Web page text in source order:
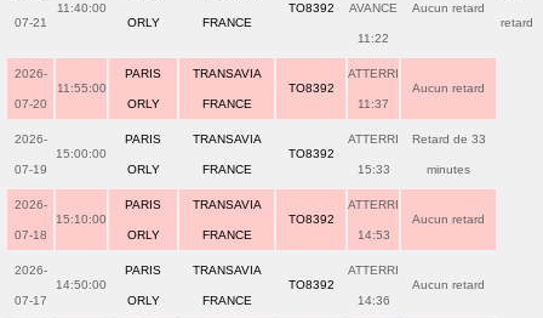
07-21
11:40:00
ORLY FRANCE
TO8392 AVANCE
11:22
Aucun retard
retard
2026-
07-20
11:55:00
PARIS
ORLY
TRANSAVIA
FRANCE
TO8392
ATTERRI
11:37
Aucun retard
2026-
07-19
15:00:00
PARIS
ORLY
TRANSAVIA
FRANCE
TO8392
ATTERRI
15:33
Retard de 33
minutes
2026-
07-18
15:10:00
PARIS
ORLY
TRANSAVIA
FRANCE
TO8392
ATTERRI
14:53
Aucun retard
2026-
07-17
14:50:00
PARIS
ORLY
TRANSAVIA
FRANCE
TO8392
ATTERRI
14:36
Aucun retard